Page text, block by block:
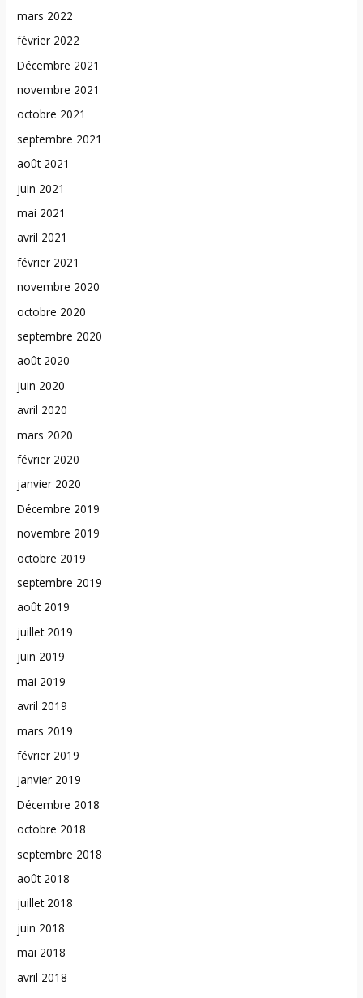
mars 2022
février 2022
Décembre 2021
novembre 2021
octobre 2021
septembre 2021
août 2021
juin 2021
mai 2021
avril 2021
février 2021
novembre 2020
octobre 2020
septembre 2020
août 2020
juin 2020
avril 2020
mars 2020
février 2020
janvier 2020
Décembre 2019
novembre 2019
octobre 2019
septembre 2019
août 2019
juillet 2019
juin 2019
mai 2019
avril 2019
mars 2019
février 2019
janvier 2019
Décembre 2018
octobre 2018
septembre 2018
août 2018
juillet 2018
juin 2018
mai 2018
avril 2018